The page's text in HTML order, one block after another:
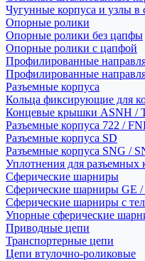
Чугунные корпуса и узлы в
Опорные ролики
Опорные ролики без цапфы
Опорные ролики с цапфой
Профилированные
Профилированные
Разъемные корпуса
Кольца фиксирующие для
Концевые крышки ASNH /
Разъемные корпуса 722 /
Разъемные корпуса SD
Разъемные корпуса SNG /
Уплотнения для разъемных
Сферические шарниры
Сферические шарниры GE
Сферические шарниры с
Упорные сферические
Приводные цепи
Транспортерные цепи
Цепи втулочно-роликовые